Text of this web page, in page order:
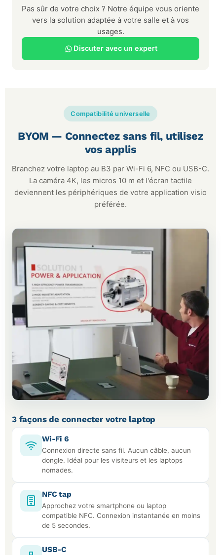
Pas sûr de votre choix ? Notre équipe vous oriente
vers la solution adaptée à votre salle et à vos
usages.
Discuter avec un expert
Compatibilité universelle
BYOM — Connectez sans fil, utilisez
vos applis
Branchez votre laptop au B3 par Wi-Fi 6, NFC ou USB-C.
La caméra 4K, les micros 10 m et l'écran tactile
deviennent les périphériques de votre application visio
préférée.
3 façons de connecter votre laptop
Wi-Fi 6
Connexion directe sans fil. Aucun câble, aucun
dongle. Idéal pour les visiteurs et les laptops
nomades.
NFC tap
Approchez votre smartphone ou laptop
compatible NFC. Connexion instantanée en moins
de 5 secondes.
USB-C